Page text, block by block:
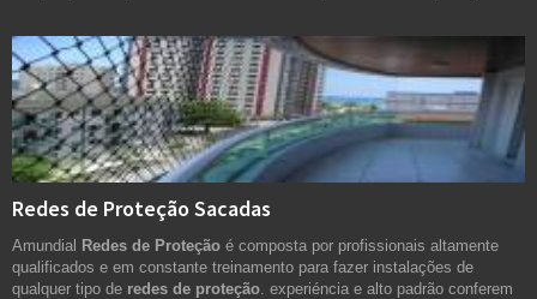
Redes de Proteção Sacadas
Amundial Redes de Proteção é composta por profissionais altamente
qualificados e em constante treinamento para fazer instalações de
qualquer tipo de redes de proteção . experiéncia e alto padrão conferem